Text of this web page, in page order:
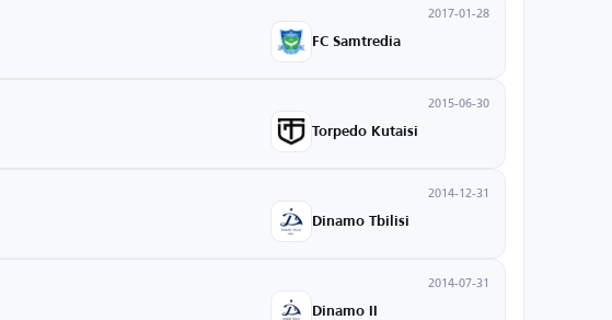
2017-01-28
FC Samtredia
2015-06-30
Torpedo Kutaisi
2014-12-31
Dinamo Tbilisi
2014-07-31
Dinamo II